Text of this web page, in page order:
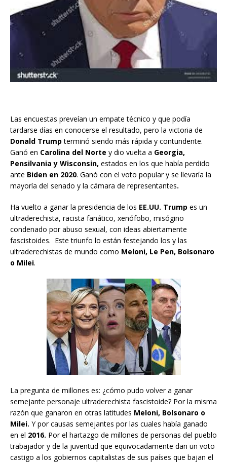
Las encuestas preveían un empate técnico y que podía
tardarse días en conocerse el resultado, pero la victoria de
Donald Trump terminó siendo más rápida y contundente.
Ganó en Carolina del Norte y dio vuelta a Georgia,
Pensilvania y Wisconsin, estados en los que había perdido
ante Biden en 2020. Ganó con el voto popular y se llevaría la
mayoría del senado y la cámara de representantes.
Ha vuelto a ganar la presidencia de los EE.UU. Trump es un
ultraderechista, racista fanático, xenófobo, misógino
condenado por abuso sexual, con ideas abiertamente
fascistoides. Este triunfo lo están festejando los y las
ultraderechistas de mundo como Meloni, Le Pen, Bolsonaro
o Milei.
La pregunta de millones es: ¿cómo pudo volver a ganar
semejante personaje ultraderechista fascistoide? Por la misma
razón que ganaron en otras latitudes Meloni, Bolsonaro o
Milei. Y por causas semejantes por las cuales había ganado
en el 2016. Por el hartazgo de millones de personas del pueblo
trabajador y de la juventud que equivocadamente dan un voto
castigo a los gobiernos capitalistas de sus países que bajan el